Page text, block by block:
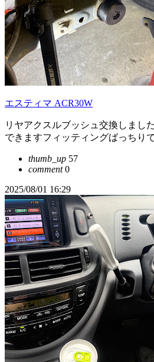
エスティマ ACR30W
リヤアクスルブッシュ交換しまし
できますフィッティングばっちり
thumb_up 57
comment0
2025/08/01 16:29